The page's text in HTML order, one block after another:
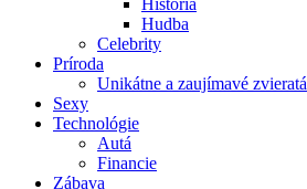
História
Hudba
Celebrity
Príroda
Unikátne a zaujímavé zvieratá
Sexy
Technológie
Autá
Financie
Zábava